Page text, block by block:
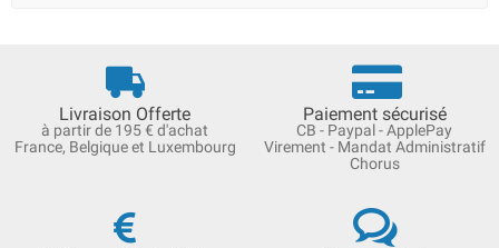
Livraison Offerte
à partir de 195 € d'achat
France, Belgique et Luxembourg
Paiement sécurisé
CB - Paypal - ApplePay
Virement - Mandat Administratif
Chorus